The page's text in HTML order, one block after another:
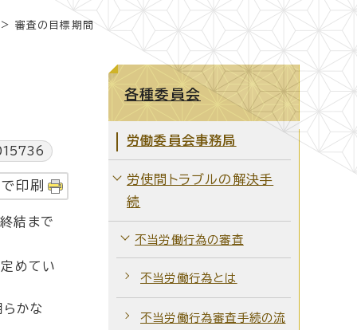
審査の目標期間
印刷
結まで
めてい
かな
各種委員会
労働委員会事務局
労使間トラブルの解決手
続
不当労働行為の審査
不当労働行為とは
不当労働行為審査手続の流